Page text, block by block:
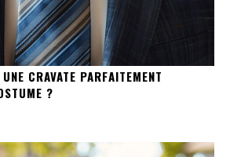
CRAVATE PARFAITEMENT
?